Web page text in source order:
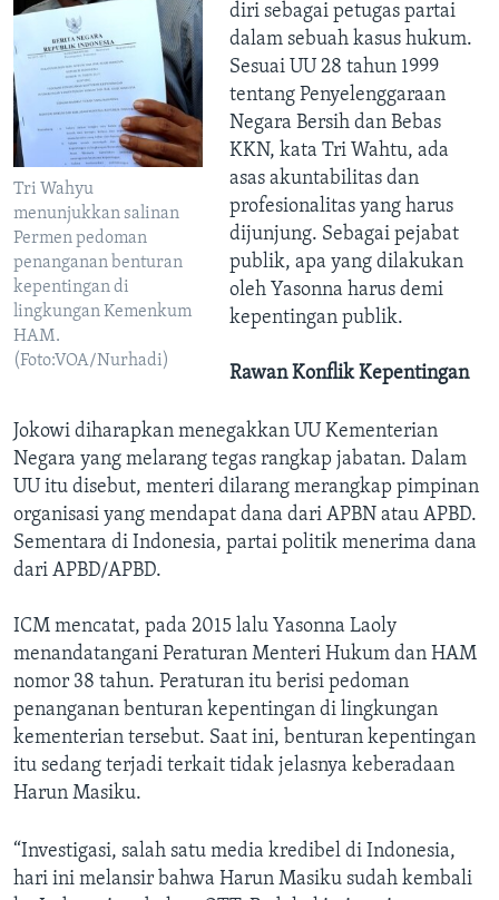
Tri Wahyu
menunjukkan salinan
Permen pedoman
penanganan benturan
kepentingan di
lingkungan Kemenkum
HAM.
(Foto:VOA/Nurhadi)
diri sebagai petugas partai
dalam sebuah kasus hukum.
Sesuai UU 28 tahun 1999
tentang Penyelenggaraan
Negara Bersih dan Bebas
KKN, kata Tri Wahtu, ada
asas akuntabilitas dan
profesionalitas yang harus
dijunjung. Sebagai pejabat
publik, apa yang dilakukan
oleh Yasonna harus demi
kepentingan publik.
Rawan Konflik Kepentingan
Jokowi diharapkan menegakkan UU Kementerian
Negara yang melarang tegas rangkap jabatan. Dalam
UU itu disebut, menteri dilarang merangkap pimpinan
organisasi yang mendapat dana dari APBN atau APBD.
Sementara di Indonesia, partai politik menerima dana
dari APBD/APBD.
ICM mencatat, pada 2015 lalu Yasonna Laoly
menandatangani Peraturan Menteri Hukum dan HAM
nomor 38 tahun. Peraturan itu berisi pedoman
penanganan benturan kepentingan di lingkungan
kementerian tersebut. Saat ini, benturan kepentingan
itu sedang terjadi terkait tidak jelasnya keberadaan
Harun Masiku.
“Investigasi, salah satu media kredibel di Indonesia,
hari ini melansir bahwa Harun Masiku sudah kembali